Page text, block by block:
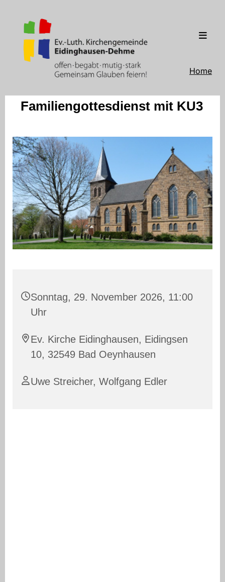
Home
Familiengottesdienst mit KU3
Sonntag, 29. November 2026, 11:00
Uhr
Ev. Kirche Eidinghausen, Eidingsen
10, 32549 Bad Oeynhausen
Uwe Streicher, Wolfgang Edler